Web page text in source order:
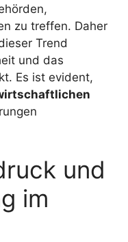
zu treffen. Daher
Trend
und das
Es ist evident,
und
im